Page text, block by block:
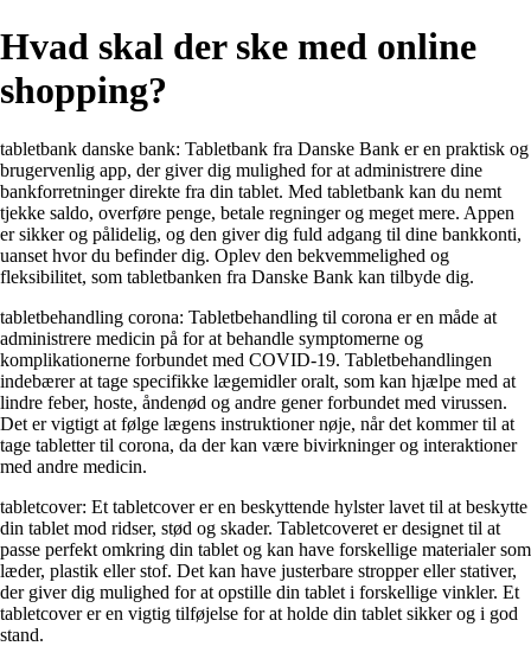
Hvad skal der ske med online
shopping?
tabletbank danske bank: Tabletbank fra Danske Bank er en praktisk og
brugervenlig app, der giver dig mulighed for at administrere dine
bankforretninger direkte fra din tablet. Med tabletbank kan du nemt
tjekke saldo, overføre penge, betale regninger og meget mere. Appen
er sikker og pålidelig, og den giver dig fuld adgang til dine bankkonti,
uanset hvor du befinder dig. Oplev den bekvemmelighed og
fleksibilitet, som tabletbanken fra Danske Bank kan tilbyde dig.
tabletbehandling corona: Tabletbehandling til corona er en måde at
administrere medicin på for at behandle symptomerne og
komplikationerne forbundet med COVID-19. Tabletbehandlingen
indebærer at tage specifikke lægemidler oralt, som kan hjælpe med at
lindre feber, hoste, åndenød og andre gener forbundet med virussen.
Det er vigtigt at følge lægens instruktioner nøje, når det kommer til at
tage tabletter til corona, da der kan være bivirkninger og interaktioner
med andre medicin.
tabletcover: Et tabletcover er en beskyttende hylster lavet til at beskytte
din tablet mod ridser, stød og skader. Tabletcoveret er designet til at
passe perfekt omkring din tablet og kan have forskellige materialer som
læder, plastik eller stof. Det kan have justerbare stropper eller stativer,
der giver dig mulighed for at opstille din tablet i forskellige vinkler. Et
tabletcover er en vigtig tilføjelse for at holde din tablet sikker og i god
stand.